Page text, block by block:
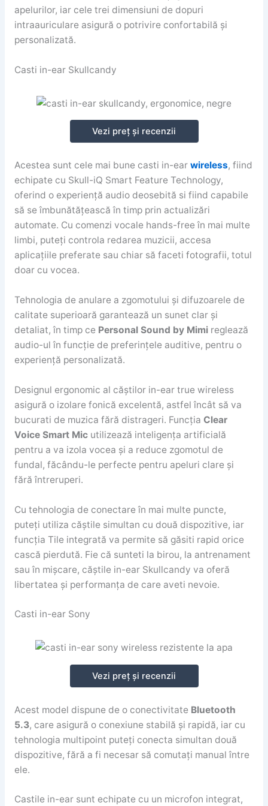
apelurilor, iar cele trei dimensiuni de dopuri
intraauriculare asigură o potrivire confortabilă și
personalizată.
Casti in-ear Skullcandy
Vezi preț și recenzii
Acestea sunt cele mai bune casti in-ear wireless, fiind
echipate cu Skull-iQ Smart Feature Technology,
oferind o experiență audio deosebită si fiind capabile
să se îmbunătățească în timp prin actualizări
automate. Cu comenzi vocale hands-free în mai multe
limbi, puteți controla redarea muzicii, accesa
aplicațiile preferate sau chiar să faceti fotografii, totul
doar cu vocea.
Tehnologia de anulare a zgomotului și difuzoarele de
calitate superioară garantează un sunet clar și
detaliat, în timp ce Personal Sound by Mimireglează
audio-ul în funcție de preferințele auditive, pentru o
experiență personalizată.
Designul ergonomic al căștilor in-ear true wireless
asigură o izolare fonică excelentă, astfel încât să va
bucurati de muzica fără distrageri. Funcția Clear
Voice Smart Micutilizează inteligența artificială
pentru a va izola vocea și a reduce zgomotul de
fundal, făcându-le perfecte pentru apeluri clare și
fără întreruperi.
Cu tehnologia de conectare în mai multe puncte,
puteți utiliza căștile simultan cu două dispozitive, iar
funcția Tile integrată va permite să găsiti rapid orice
cască pierdută. Fie că sunteti la birou, la antrenament
sau în mișcare, căștile in-ear Skullcandy va oferă
libertatea și performanța de care aveti nevoie.
Casti in-ear Sony
Vezi preț și recenzii
Acest model dispune de o conectivitate Bluetooth
5.3, care asigură o conexiune stabilă și rapidă, iar cu
tehnologia multipoint puteți conecta simultan două
dispozitive, fără a fi necesar să comutați manual între
ele.
Castile in-ear sunt echipate cu un microfon integrat,